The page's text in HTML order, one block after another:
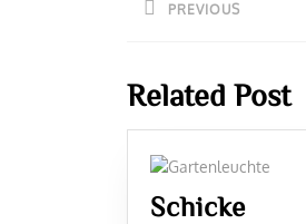
PREVIOUS
post:
Related Post
Schicke